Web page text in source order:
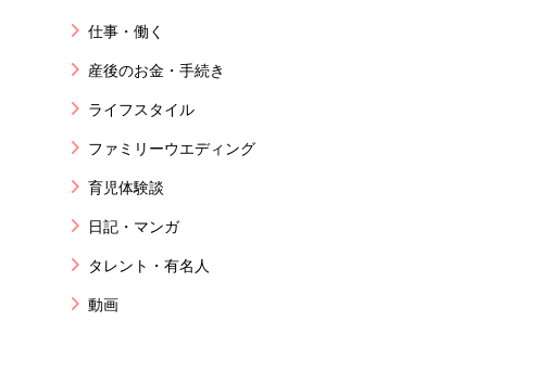
仕事・働く
産後のお金・手続き
ライフスタイル
ファミリーウエディング
育児体験談
日記・マンガ
タレント・有名人
動画